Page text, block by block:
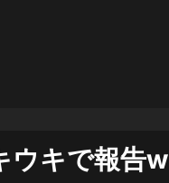
ウキで報告w